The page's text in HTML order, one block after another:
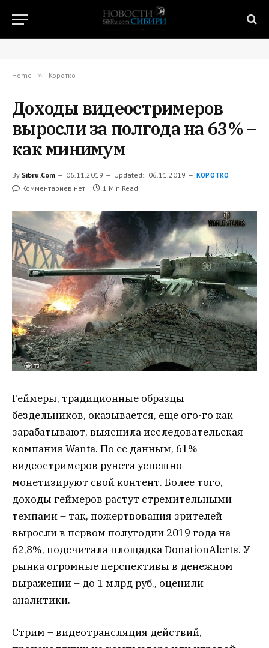
Home » Коротко
Доходы видеостримеров
выросли за полгода на 63% –
как минимум
By Sibru.Com 06.11.2019 Updated: 06.11.2019 КОРОТКО
Комментариев нет 1 Min Read
Геймеры, традиционные образцы
бездельников, оказывается, еще ого-го как
зарабатывают, выяснила исследовательская
компания Wanta. По ее данным, 61%
видеостримеров рунета успешно
монетизируют свой контент. Более того,
доходы геймеров растут стремительными
темпами – так, пожертвования зрителей
выросли в первом полугодии 2019 года на
62,8%, подсчитала площадка DonationAlerts. У
рынка огромные перспективы в денежном
выражении – до 1 млрд руб., оценили
аналитики.
Стрим – видеотрансляция действий,